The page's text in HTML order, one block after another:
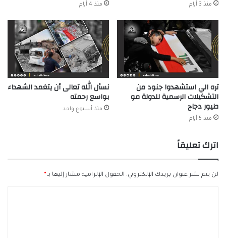
منذ 3 أيام منذ 4 أيام
تره الي استشهدوا جنود من
التشكيلات الرسمية للدولة مو
طيور دجاج
منذ 5 أيام
نسأل الله تعالى أن يتغمد الشهداء
بواسع رحمته
منذ أسبوع واحد
اترك تعليقاً
لن يتم نشر عنوان بريدك الإلكتروني. الحقول الإلزامية مشار إليها بـ *